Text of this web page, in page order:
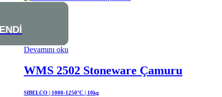
Devamını oku
WMS 2502 Stoneware Çamuru
SIBELCO | 1000-1250°C | 10kg